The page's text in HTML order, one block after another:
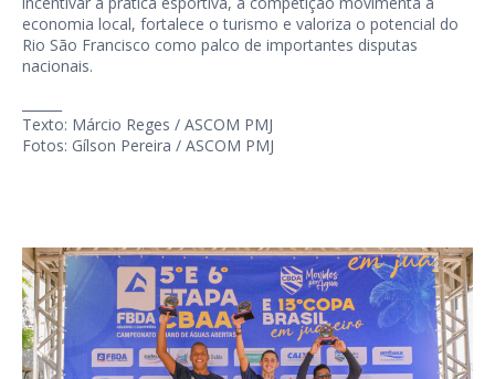
economia local, fortalece o turismo e valoriza o potencial do
Rio São Francisco como palco de importantes disputas
nacionais.
Texto: Márcio Reges / ASCOM PMJ
Fotos: Gílson Pereira / ASCOM PMJ